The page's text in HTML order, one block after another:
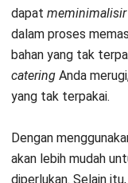
membuat staf di
sehingga bisa
mempercepat waktu
4. Menu
menu management.
semua cabang